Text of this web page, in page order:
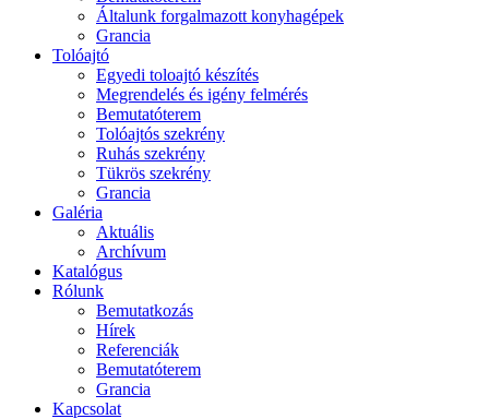
Általunk forgalmazott konyhagépek
Grancia
Tolóajtó
Egyedi toloajtó készítés
Megrendelés és igény felmérés
Bemutatóterem
Tolóajtós szekrény
Ruhás szekrény
Tükrös szekrény
Grancia
Galéria
Aktuális
Archívum
Katalógus
Rólunk
Bemutatkozás
Hírek
Referenciák
Bemutatóterem
Grancia
Kapcsolat